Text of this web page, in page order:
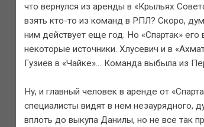
что вернулся из аренды в «Крыльях
взять кто-то из команд в РПЛ? Скоро,
ним действует еще год. Но «Спартак»
некоторые источники. Хлусевич и в
Гузиев в «Чайке»… Команда выбыла из
Ну, и главный человек в аренде от
специалисты видят в нем незаурядного,
вплоть до выкупа Данилы, но не все так